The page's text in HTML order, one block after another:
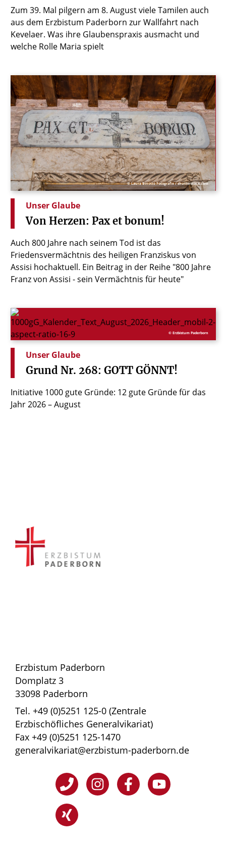
Zum 39. Mal pilgern am 8. August viele Tamilen auch
aus dem Erzbistum Paderborn zur Wallfahrt nach
Kevelaer. Was ihre Glaubenspraxis ausmacht und
welche Rolle Maria spielt
© Laura Binotto Fotografie / shutterstock.com
Unser Glaube
Von Herzen: Pax et bonum!
Auch 800 Jahre nach seinem Tod ist das
Friedensvermächtnis des heiligen Franziskus von
Assisi hochaktuell. Ein Beitrag in der Reihe "800 Jahre
Franz von Assisi - sein Vermächtnis für heute"
© Erzbistum Paderborn
Unser Glaube
Grund Nr. 268: GOTT GÖNNT!
Initiative 1000 gute Gründe: 12 gute Gründe für das
Jahr 2026 – August
Erzbistum Paderborn
Domplatz 3
33098 Paderborn
Tel. +49 (0)5251 125-0 (Zentrale
Erzbischöfliches Generalvikariat)
Fax +49 (0)5251 125-1470
generalvikariat@erzbistum-paderborn.de